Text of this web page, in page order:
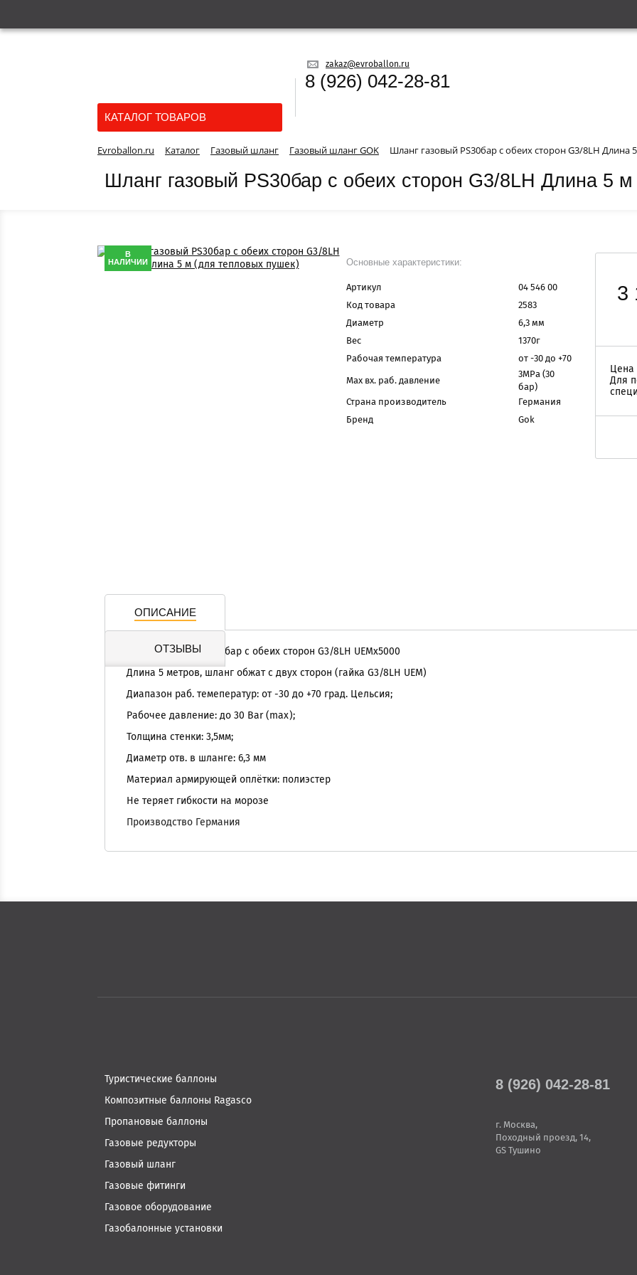
zakaz@evroballon.ru
8 (926) 042-28-81
КАТАЛОГ ТОВАРОВ
Evroballon.ru Каталог Газовый шланг Газовый шланг GOK Шланг газовый PS30бар с обеих сторон G3/8LH Длина
Шланг газовый PS30бар с обеих сторон G3/8LH Длина 5
В
НАЛИЧИИ
Основные характеристики:
Артикул
04 546 00
Код товара
2583
Диаметр
6,3 мм
Вес
1370г
Рабочая температура
от -30 до +70
Мax вх. раб. давление
3MPa (30
бар)
Страна производитель
Германия
Бренд
Gok
3
Цена
Для
ОПИСАНИЕ
ОТЗЫВЫ
Шланг Газ 6.3x5 PS30бар с обеих сторон G3/8LH UEMx5000
Длина 5 метров, шланг обжат с двух сторон (гайка G3/8LH UEM)
Диапазон раб. темеператур: от -30 до +70 град. Цельсия;
Рабочее давление: до 30 Bar (max);
Толщина стенки: 3,5мм;
Диаметр отв. в шланге: 6,3 мм
Материал армирующей оплётки: полиэстер
Не теряет гибкости на морозе
Производство Германия
Туристические баллоны
Композитные баллоны Ragasco
Пропановые баллоны
Газовые редукторы
Газовый шланг
Газовые фитинги
Газовое оборудование
Газобалонные установки
8 (926) 042-28-81
г. Москва,
Походный проезд, 14,
GS Тушино